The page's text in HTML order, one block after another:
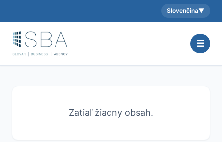
Aktuálny jazyk:
Slovenčina▼
☰
Zatiaľ žiadny obsah.